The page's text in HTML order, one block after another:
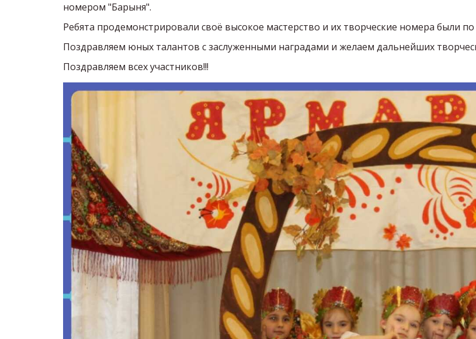
номером "Барыня".
Ребята продемонстрировали своё высокое мастерство и их творческие номера были
Поздравляем юных талантов с заслуженными наградами и желаем дальнейших
Поздравляем всех участников!!!